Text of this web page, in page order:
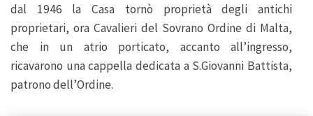
dal 1946 la Casa tornò proprietà degli antichi
proprietari, ora Cavalieri del Sovrano Ordine di Malta,
che in un atrio porticato, accanto all’ingresso,
ricavarono una cappella dedicata a S.Giovanni Battista,
patrono dell’Ordine.